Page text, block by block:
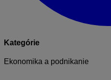
Kategórie
Ekonomika a podnikanie